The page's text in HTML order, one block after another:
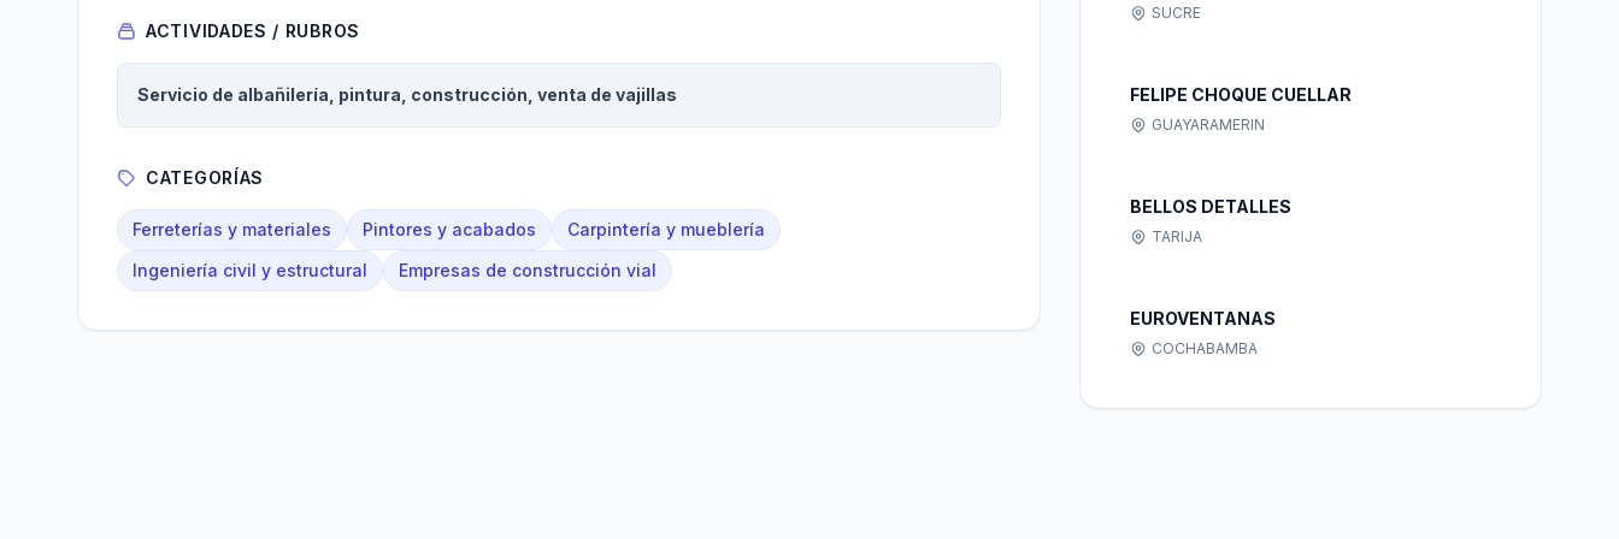
ACTIVIDADES / RUBROS
Servicio de albañilería, pintura, construcción, venta de vajillas
CATEGORÍAS
Ferreterías y materiales Pintores y acabados
Carpintería y mueblería
Ingeniería civil y estructural
Empresas de construcción vial
SUCRE
FELIPE CHOQUE CUELLAR
GUAYARAMERIN
BELLOS DETALLES
TARIJA
EUROVENTANAS
COCHABAMBA